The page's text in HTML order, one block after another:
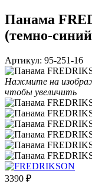
Панама
(темно-
Артикул: 95-251-16
Нажмите на
чтобы увеличить
3390 ₽